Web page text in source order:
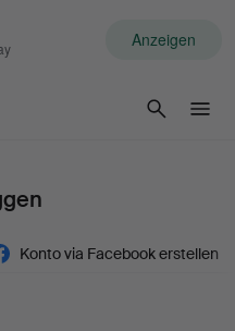
Anzeigen
Konto via Facebook erstellen